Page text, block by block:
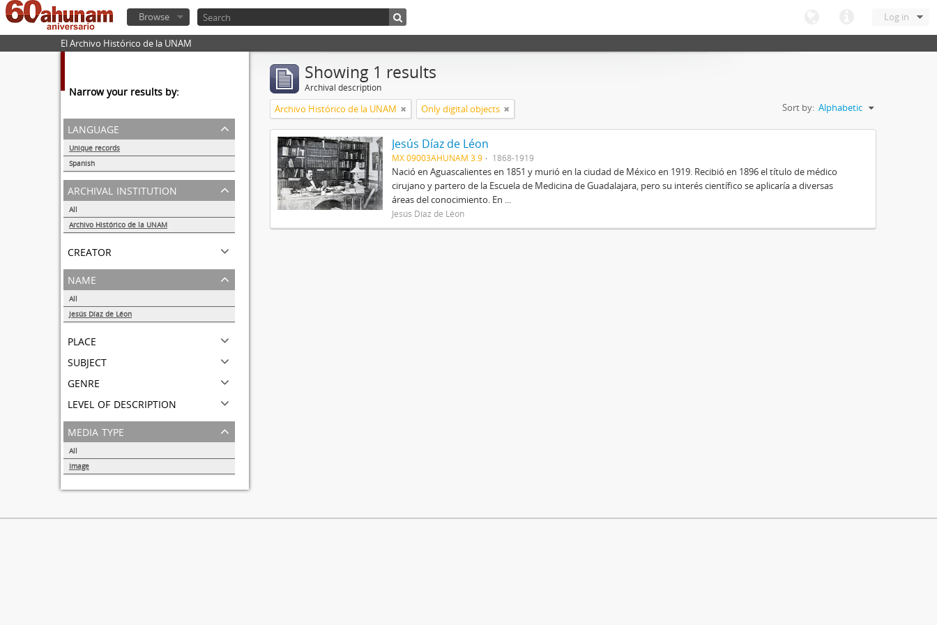
Log in
Browse
El Archivo Histórico de la UNAM
Narrow your results by:
language
Unique records
Spanish
1
archival institution
All
Archivo Histórico de la UNAM
creator
name
All
Jesús Díaz de Léon
place
subject
genre
level of description
media type
All
Image
Showing 1 results
Archival description
Archivo Histórico de la UNAM Only digital objects Sort by: Alphabetic
Jesús Díaz de Léon
MX 09003AHUNAM 3.9 1868-1919
Nació en Aguascalientes en 1851 y murió en la ciudad de México en 1919. Recibió en 1896 el título de médico
cirujano y partero de la Escuela de Medicina de Guadalajara, pero su interés científico se aplicaría a diversas
áreas del conocimiento. En ...
Jesús Díaz de Léon